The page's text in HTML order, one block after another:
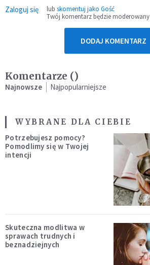
Zaloguj się lub skomentuj jako Gość
Twój komentarz będzie moderowany
DODAJ KOMENTARZ
Komentarze ()
Najnowsze Najpopularniejsze
WYBRANE DLA CIEBIE
Potrzebujesz pomocy?
Pomodlimy się w Twojej
intencji
Skuteczna modlitwa w
sprawach trudnych i
beznadziejnych